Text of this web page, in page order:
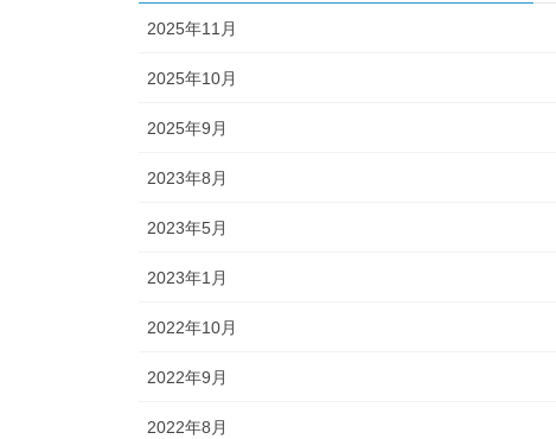
2025年11月
2025年10月
2025年9月
2023年8月
2023年5月
2023年1月
2022年10月
2022年9月
2022年8月